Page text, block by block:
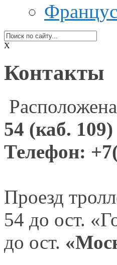
X
Контакты
54 (каб. 109)
Телефон: +7
Проезд
54 до ост.
до ост.